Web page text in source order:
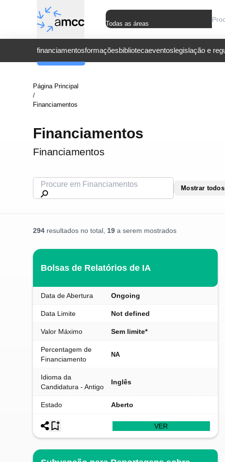
Todas as áreas
financiamentosformaçõesbibliotecaeventoslegislação e
Página Principal
/
Financiamentos
Financiamentos
Financiamentos
Mostrar todos
294 resultados no total, 19 a serem mostrados
Bolsas de Relatórios de IA
Data de Abertura Ongoing
Data Limite Not defined
Valor Máximo Sem limite*
Percentagem de
Financiamento
NA
Idioma da
Candidatura - Antigo
Inglês
Estado Aberto
VER